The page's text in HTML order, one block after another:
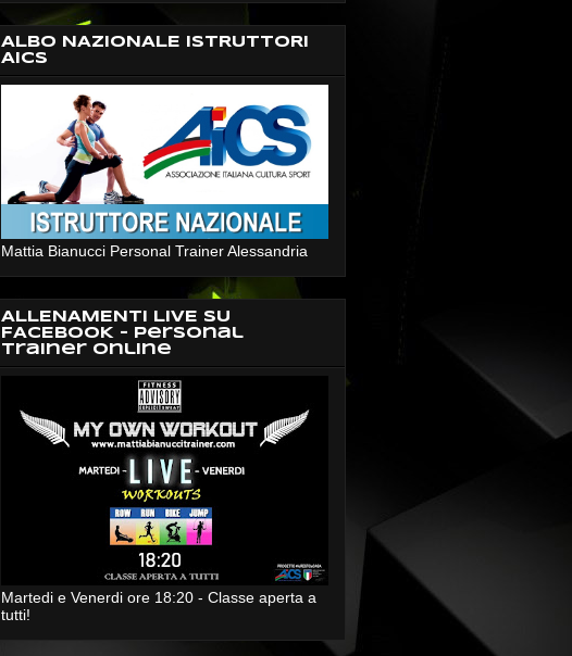
ALBO NAZIONALE ISTRUTTORI
AICS
Mattia Bianucci Personal Trainer Alessandria
ALLENAMENTI LIVE SU
FACEBOOK - Personal
Trainer Online
Martedi e Venerdi ore 18:20 - Classe aperta a
tutti!